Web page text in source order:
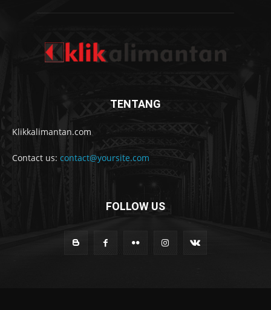
TENTANG
Klikkalimantan.com
Contact us: contact@yoursite.com
FOLLOW US